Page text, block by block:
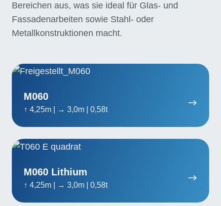
Bereichen aus, was sie ideal für Glas- und
Fassadenarbeiten sowie Stahl- oder
Metallkonstruktionen macht.
M060
↑ 4,25m | → 3,0m | 0,58t
M060
M060 Lithium
↑ 4,25m | → 3,0m | 0,58t
M060